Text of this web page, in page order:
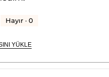
Hayır · 0
YÜKLE